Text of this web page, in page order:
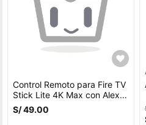
Control Remoto para Fire TV
Stick Lite 4K Max con Alexa
y Voz
S/ 49.00